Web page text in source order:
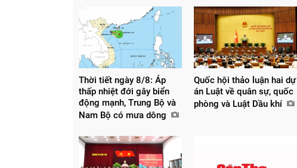
Thời tiết ngày 8/8: Áp
thấp nhiệt đới gây biển
động mạnh, Trung Bộ và
Nam Bộ có mưa dông
Quốc hội thảo luận hai dự
án Luật về quân sự, quốc
phòng và Luật Dầu khí